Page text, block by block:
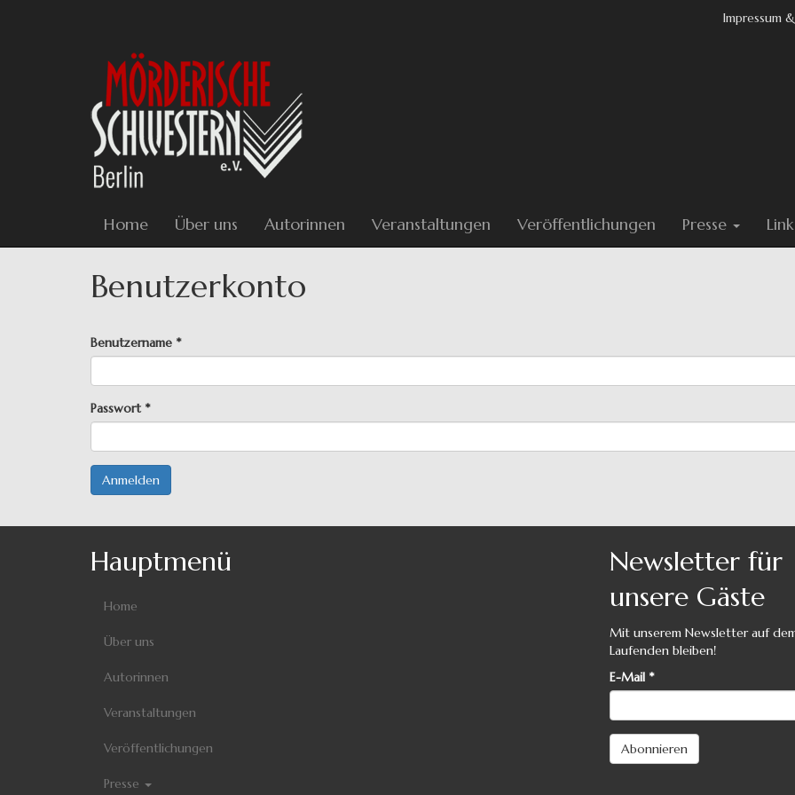
Impressum
Home Über uns Autorinnen Veranstaltungen Veröffentlichungen Presse
Benutzerkonto
Haupt-
Reiter
Benutzername *
Passwort *
Anmelden
Hauptmenü
Home
Über uns
Autorinnen
Veranstaltungen
Veröffentlichungen
Presse
Newsletter für
unsere Gäste
Mit unserem Newsletter auf
Laufenden bleiben!
E-Mail *
Abonnieren